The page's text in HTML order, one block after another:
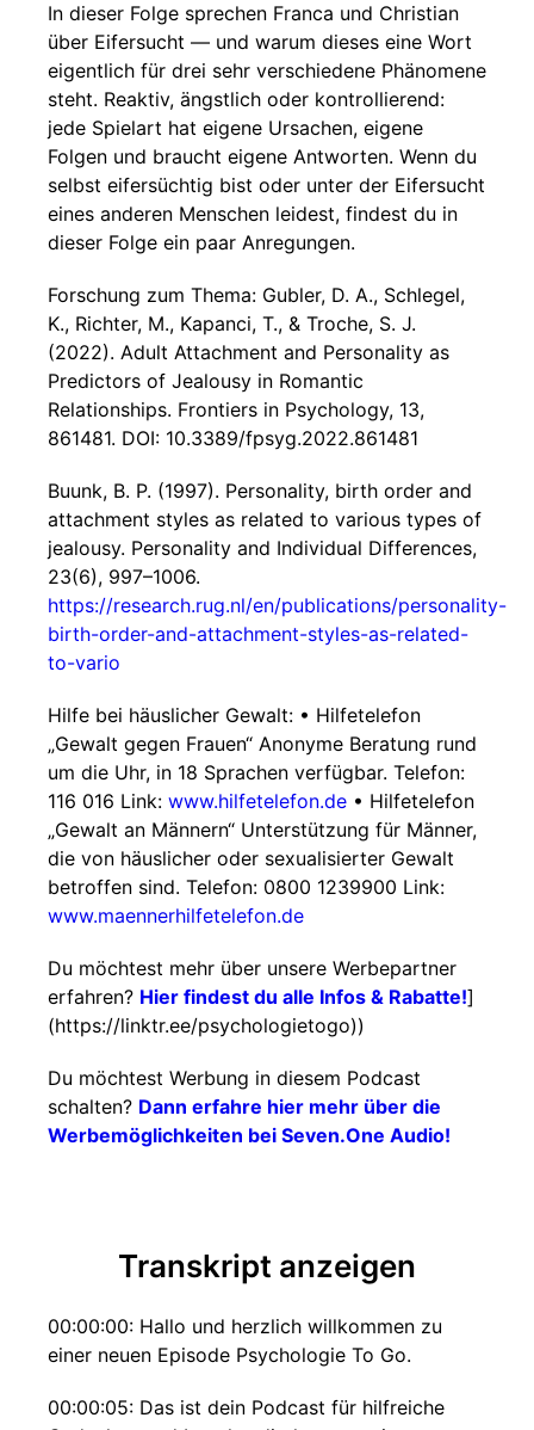
In dieser Folge sprechen Franca und Christian
über Eifersucht — und warum dieses eine Wort
eigentlich für drei sehr verschiedene Phänomene
steht. Reaktiv, ängstlich oder kontrollierend:
jede Spielart hat eigene Ursachen, eigene
Folgen und braucht eigene Antworten. Wenn du
selbst eifersüchtig bist oder unter der Eifersucht
eines anderen Menschen leidest, findest du in
dieser Folge ein paar Anregungen.
Forschung zum Thema: Gubler, D. A., Schlegel,
K., Richter, M., Kapanci, T., & Troche, S. J.
(2022). Adult Attachment and Personality as
Predictors of Jealousy in Romantic
Relationships. Frontiers in Psychology, 13,
861481. DOI: 10.3389/fpsyg.2022.861481
Buunk, B. P. (1997). Personality, birth order and
attachment styles as related to various types of
jealousy. Personality and Individual Differences,
23(6), 997–1006.
https://research.rug.nl/en/publications/personality-
birth-order-and-attachment-styles-as-related-
to-vario
Hilfe bei häuslicher Gewalt: •⁠ ⁠Hilfetelefon
„Gewalt gegen Frauen“ Anonyme Beratung rund
um die Uhr, in 18 Sprachen verfügbar. Telefon:
116 016 Link: www.hilfetelefon.de •⁠ ⁠Hilfetelefon
„Gewalt an Männern“ Unterstützung für Männer,
die von häuslicher oder sexualisierter Gewalt
betroffen sind. Telefon: 0800 1239900 Link:
www.maennerhilfetelefon.de
Du möchtest mehr über unsere Werbepartner
erfahren? Hier findest du alle Infos & Rabatte!]
(https://linktr.ee/psychologietogo))
Du möchtest Werbung in diesem Podcast
schalten? Dann erfahre hier mehr über die
Werbemöglichkeiten bei Seven.One Audio!
Transkript anzeigen
00:00:00: Hallo und herzlich willkommen zu
einer neuen Episode Psychologie To Go.
00:00:05: Das ist dein Podcast für hilfreiche